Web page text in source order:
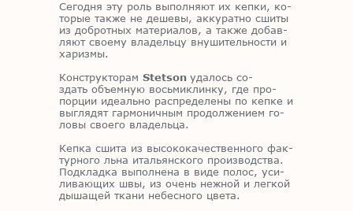
Се­год­ня эту роль вы­пол­ня­ют их кеп­ки, ко­
то­рые та­к­же не де­ше­вы, ак­ку­рат­но сши­ты
из доб­рот­ных ма­те­ри­а­лов, а та­к­же до­бав­
ля­ют сво­е­му вла­дель­цу вну­ши­тель­но­сти и
ха­риз­мы.
Кон­струк­то­рам Stetson уда­лось со­
здать объ­ем­ную вось­ми­клин­ку, где про­
пор­ции иде­аль­но рас­пре­де­ле­ны по кеп­ке и
вы­гля­дят гар­мо­нич­ным про­дол­же­ни­ем го­
ло­вы сво­е­го вла­дель­ца.
Кеп­ка сши­та из вы­со­ко­ка­че­ствен­но­го фак­
тур­но­го льна ита­льян­ско­го про­из­вод­ства.
Под­клад­ка вы­пол­не­на в виде по­лос, уси­
ли­ва­ю­щих швы, из очень неж­ной и лег­кой
ды­ша­щей тка­ни небес­но­го цве­та.